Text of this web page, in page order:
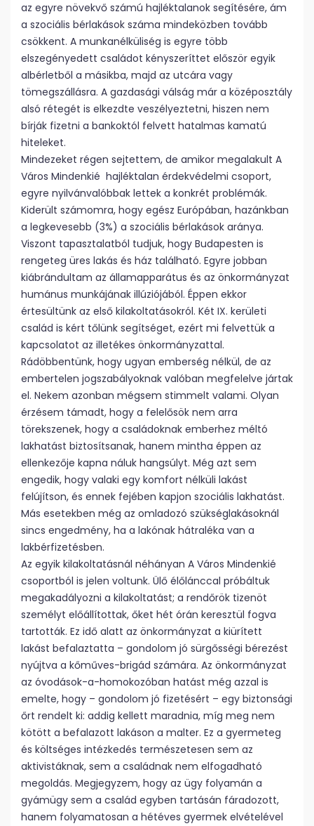
az egyre növekvő számú hajléktalanok segítésére, ám
a szociális bérlakások száma mindeközben tovább
csökkent. A munkanélküliség is egyre több
elszegényedett családot kényszeríttet először egyik
albérletből a másikba, majd az utcára vagy
tömegszállásra. A gazdasági válság már a középosztály
alsó rétegét is elkezdte veszélyeztetni, hiszen nem
bírják fizetni a bankoktól felvett hatalmas kamatú
hiteleket.
Mindezeket régen sejtettem, de amikor megalakult A
Város Mindenkié hajléktalan érdekvédelmi csoport,
egyre nyilvánvalóbbak lettek a konkrét problémák.
Kiderült számomra, hogy egész Európában, hazánkban
a legkevesebb (3%) a szociális bérlakások aránya.
Viszont tapasztalatból tudjuk, hogy Budapesten is
rengeteg üres lakás és ház található. Egyre jobban
kiábrándultam az államapparátus és az önkormányzat
humánus munkájának illúziójából. Éppen ekkor
értesültünk az első kilakoltatásokról. Két IX. kerületi
család is kért tőlünk segítséget, ezért mi felvettük a
kapcsolatot az illetékes önkormányzattal.
Rádöbbentünk, hogy ugyan emberség nélkül, de az
embertelen jogszabályoknak valóban megfelelve jártak
el. Nekem azonban mégsem stimmelt valami. Olyan
érzésem támadt, hogy a felelősök nem arra
törekszenek, hogy a családoknak emberhez méltó
lakhatást biztosítsanak, hanem mintha éppen az
ellenkezője kapna náluk hangsúlyt. Még azt sem
engedik, hogy valaki egy komfort nélküli lakást
felújítson, és ennek fejében kapjon szociális lakhatást.
Más esetekben még az omladozó szükséglakásoknál
sincs engedmény, ha a lakónak hátraléka van a
lakbérfizetésben.
Az egyik kilakoltatásnál néhányan A Város Mindenkié
csoportból is jelen voltunk. Ülő élőlánccal próbáltuk
megakadályozni a kilakoltatást; a rendőrök tizenöt
személyt előállítottak, őket hét órán keresztül fogva
tartották. Ez idő alatt az önkormányzat a kiürített
lakást befalaztatta – gondolom jó sürgősségi bérezést
nyújtva a kőműves-brigád számára. Az önkormányzat
az óvodások-a-homokozóban hatást még azzal is
emelte, hogy – gondolom jó fizetésért – egy biztonsági
őrt rendelt ki: addig kellett maradnia, míg meg nem
kötött a befalazott lakáson a malter. Ez a gyermeteg
és költséges intézkedés természetesen sem az
aktivistáknak, sem a családnak nem elfogadható
megoldás. Megjegyzem, hogy az ügy folyamán a
gyámügy sem a család egyben tartásán fáradozott,
hanem folyamatosan a hétéves gyermek elvételével